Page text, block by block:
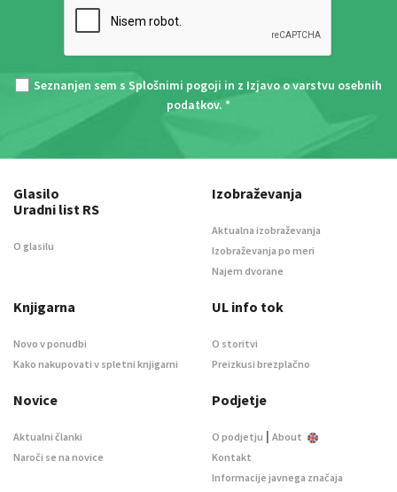
Seznanjen sem s Splošnimi pogoji in z Izjavo o varstvu osebnih
podatkov. *
Glasilo
Uradni list RS
O glasilu
Izobraževanja
Aktualna izobraževanja
Izobraževanja po meri
Najem dvorane
Knjigarna
Novo v ponudbi
Kako nakupovati v spletni knjigarni
UL info tok
O storitvi
Preizkusi brezplačno
Novice
Aktualni članki
Naroči se na novice
Podjetje
O podjetju | About
Kontakt
Informacije javnega značaja